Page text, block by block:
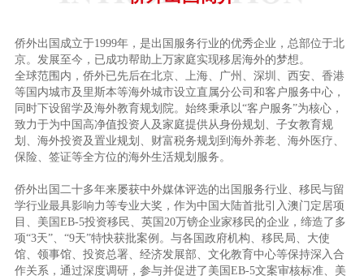
侨外出国成立于1999年，是出国服务行业的优秀企业，总部位于北
京。发展至今，已成功帮助上万家庭实现移居海外的梦想。
全球范围内，侨外已先后在北京、上海、广州、深圳、西安、香港
等国内城市及里斯本等海外城市设立直属分公司和客户服务中心，
同时下设留学及海外教育规划院。始终秉承以“客户服务”为核心，
致力于为中国高净值投资人及家庭提供从身份规划、子女教育规
划、海外投资及置业规划、财富税务规划到海外养老、海外医疗、
保险、签证等全方位的海外生活规划服务。
侨外出国二十多年来屡获中外媒体评选的出国服务行业、移民与留
学行业最具影响力等专业大奖，作为中国大陆首批引入澳门定居项
目、美国EB-5投资移民、英国20万镑企业家移民的企业，缔造了多
项“3天”、“9天”特快获批案例。与各国政府机构、移民局、大使
馆、领事馆、投资总署、经济发展部、文化教育中心等保持深入合
作关系，通过深度调研，参与并促进了美国EB-5文案审核标准、美